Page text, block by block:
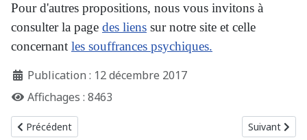
Pour d'autres propositions, nous vous invitons à
consulter la page des liens sur notre site et celle
concernant les souffrances psychiques.
Publication : 12 décembre 2017
Affichages : 8463
Article précédent : Visites aux malades
Précédent Article
Suivant